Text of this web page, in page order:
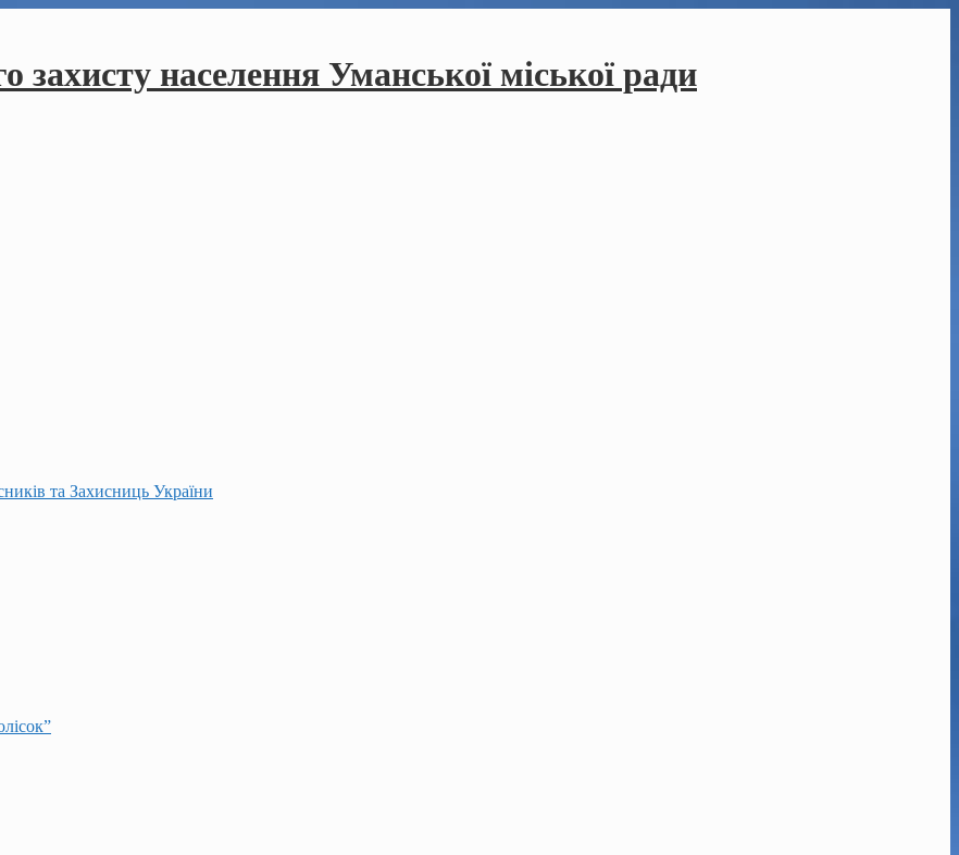
захисту населення Уманської міської ради
та Захисниць України